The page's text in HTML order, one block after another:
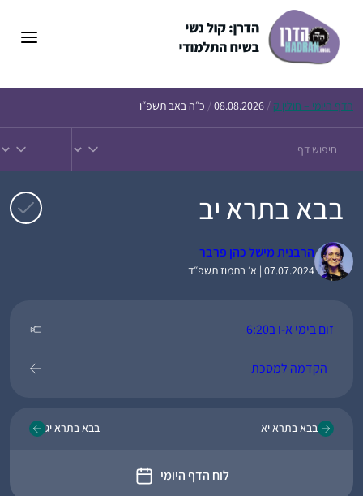
הדף היומי – חולין ק /
08.08.2026
/ כ״ה באב תשפ״ו
בבא בתרא יב
הרבנית מישל כהן פרבר
07.07.2024 | א׳ בתמוז תשפ״ד
זום בימי א-ו ב6:20
הקדמה למסכת
בבא בתרא יא
לוח הדף היומי
בבא בתרא יג